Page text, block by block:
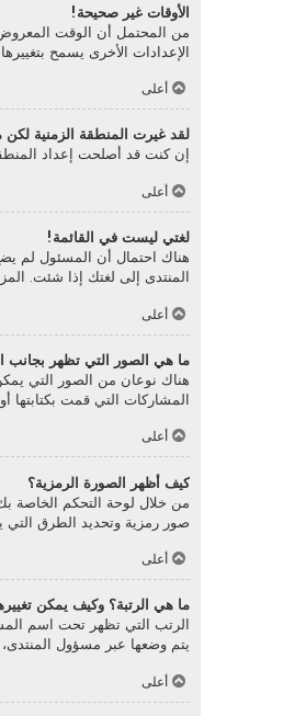
الأوقات غير صحيحة!
من المحتمل أن الوقت المعروض
الإعدادات الأخرى يسمح
أعلى
لقد غيرت المنطقة الزمنية
إن كنت قد أصلحت إعداد
أعلى
لغتي ليست في القائمة!
هناك احتمال أن المسئول لم
المنتدى إلى لغتك إذا شئت.
أعلى
ما هي الصور التي تظهر
هناك نوعان من الصور التي
المشاركات التي قمت
أعلى
كيف أظهر الصورة الرمزية؟
صور رمزية وتحديد الطرق التي
أعلى
ما هي الرتبة؟ وكيف يمكن
الرتب التي تظهر تحت اسم
يتم وضعها عبر مسؤول
أعلى